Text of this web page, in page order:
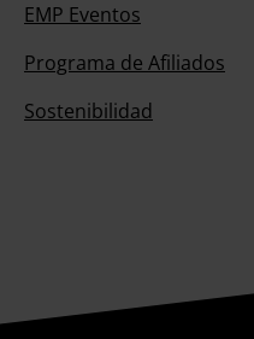
EMP Eventos
Programa de Afiliados
Sostenibilidad